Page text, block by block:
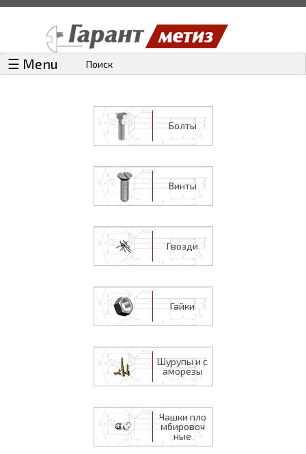
☰ Menu Поиск
Болты
Винты
Гвозди
Гайки
Шурупы и с
аморезы
Чашки пло
мбировоч
ные